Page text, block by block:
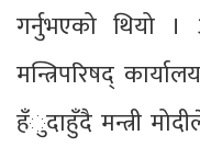
गर्नुभएको थियो ।
मन्त्रिपरिषद्
हँुदाहुँदै मन्त्री